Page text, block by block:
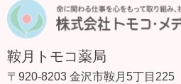
鞍月トモコ薬局
〒920-8203 金沢市鞍月5丁目225